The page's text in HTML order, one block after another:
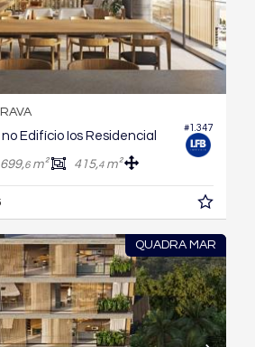
#1.347
Edifício Ios Residencial
699,6m² 415,4m²
QUADRA MAR